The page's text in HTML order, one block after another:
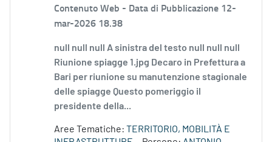
Contenuto Web - Data di Pubblicazione 12-
mar-2026 18.38
null null null A sinistra del testo null null null
Riunione spiagge 1.jpg Decaro in Prefettura a
Bari per riunione su manutenzione stagionale
delle spiagge Questo pomeriggio il
presidente della...
Aree Tematiche: TERRITORIO, MOBILITÀ E